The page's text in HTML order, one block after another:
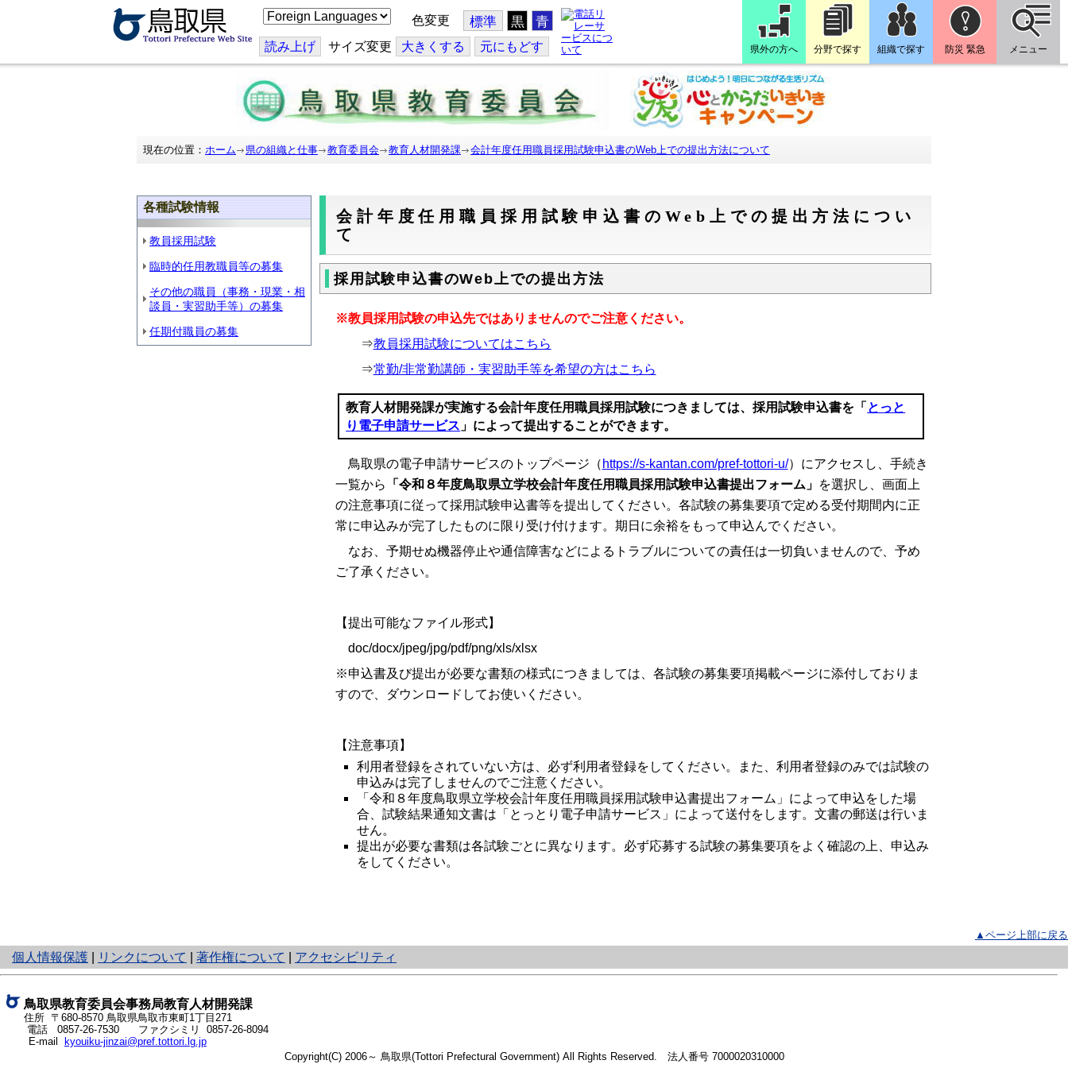
こ
の
ジ
を
翻
訳
す
る
色変更 標準 黒 青
読み上げ サイズ変更 大きくする 元にもどす 県外の方へ 分野で探す 組織で探す 防災 緊急 メニュー
現在の位置： ホーム 県の組織と仕事 教育委員会 教育人材開発課 会計年度任用職員採用試験申込書のWeb上での提出方法について
各種試験情報
教員採用試験
臨時的任用教職員等の募集
その他の職員（事務・現業・相
談員・実習助手等）の募集
任期付職員の募集
会計年度任用職員採用試験申込書のWeb上での提出方法につい
て
採用試験申込書のWeb上での提出方法
※教員採用試験の申込先ではありませんのでご注意ください。
⇒教員採用試験についてはこちら
⇒常勤/非常勤講師・実習助手等を希望の方はこちら
教育人材開発課が実施する会計年度任用職員採用試験につきましては、採用試験申込書を「 とっと
り電子申請サービス 」 によって提出することができます。
鳥取県の電子申請サービスのトップページ（ https://s-kantan.com/pref-tottori-u/）にアクセスし、手続き
一覧から 「令和８年度鳥取県立学校会計年度任用職員採用試験申込書提出フォーム」
を選択し、画面上
の注意事項に従って採用試験申込書等を提出してください。各試験の募集要項で定める受付期間内に正
常に申込みが完了したものに限り受け付けます。期日に余裕をもって申込んでください。
なお、予期せぬ機器停止や通信障害などによるトラブルについての責任は一切負いませんので、予め
ご了承ください。
【提出可能なファイル形式】
doc/docx/jpeg/jpg/pdf/png/xls/xlsx
※申込書及び提出が必要な書類の様式につきましては、各試験の募集要項掲載ページに添付しておりま
すので、ダウンロードしてお使いください。
【注意事項】
利用者登録をされていない方は、必ず利用者登録をしてください。また、利用者登録のみでは試験の
申込みは完了しませんのでご注意ください。
「令和８年度鳥取県立学校会計年度任用職員採用試験申込書提出フォーム」によって申込をした場
合、試験結果通知文書は「とっとり電子申請サービス」によって送付をします。文書の郵送は行いま
せん。
提出が必要な書類は各試験ごとに異なります。必ず応募する試験の募集要項をよく確認の上、申込み
をしてください。
▲ページ上部に戻る
個人情報保護
と
り
ッ
ト
へ
の
リンクについて 著作権について アクセシビリティ
鳥取県教育委員会事務局教育人材開発課
住所 〒680-8570 鳥取県鳥取市東町1丁目271
電話 0857-26-7530
ファクシミリ 0857-26-8094
E-mail
kyouiku-jinzai@pref.tottori.lg.jp
Copyright(C) 2006～ 鳥取県(Tottori Prefectural Government) All Rights Reserved. 法人番号 7000020310000